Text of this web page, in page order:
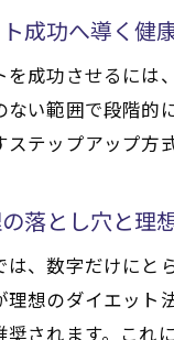
成功へ導く健
を成功させるには
ない範囲で段階的
ステップアップ方
落とし穴と理
は、数字だけにと
理想のダイエット
奨されます。これ